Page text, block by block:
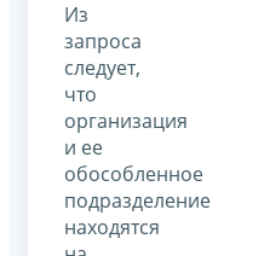
Из
запроса
следует,
что
организация
и ее
обособленное
подразделение
находятся